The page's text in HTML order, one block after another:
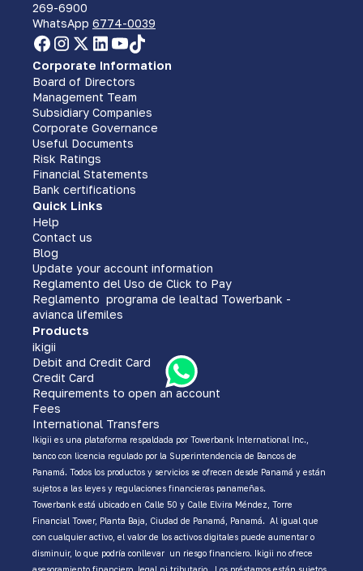
269-6900
WhatsApp 6774-0039
Corporate Information
Board of Directors
Management Team
Subsidiary Companies
Corporate Governance
Useful Documents
Risk Ratings
Financial Statements
Bank certifications
Quick Links
Help
Contact us
Blog
Update your account information
Reglamento del Uso de Click to Pay
Reglamento programa de lealtad Towerbank -
avianca lifemiles
Products
ikigii
Debit and Credit Card
Credit Card
Requirements to open an account
Fees
International Transfers
Ikigii es una plataforma respaldada por Towerbank International Inc.,
banco con licencia regulado por la Superintendencia de Bancos de
Panamá. Todos los productos y servicios se ofrecen desde Panamá y están
sujetos a las leyes y regulaciones financieras panameñas.
Towerbank está ubicado en Calle 50 y Calle Elvira Méndez, Torre
Financial Tower, Planta Baja, Ciudad de Panamá, Panamá. Al igual que
con cualquier activo, el valor de los activos digitales puede aumentar o
disminuir, lo que podría conllevar un riesgo financiero. Ikigii no ofrece